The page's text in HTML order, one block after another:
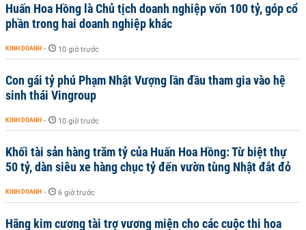
Huấn Hoa Hồng là Chủ tịch doanh nghiệp vốn 100 tỷ, góp cổ
phần trong hai doanh nghiệp khác
KINH DOANH - 10 giờ trước
Con gái tỷ phú Phạm Nhật Vượng lần đầu tham gia vào hệ
sinh thái Vingroup
KINH DOANH - 10 giờ trước
Khối tài sản hàng trăm tỷ của Huấn Hoa Hồng: Từ biệt thự
50 tỷ, dàn siêu xe hàng chục tỷ đến vườn tùng Nhật đắt đỏ
KINH DOANH - 6 giờ trước
Hãng kim cương tài trợ vương miện cho các cuộc thi hoa